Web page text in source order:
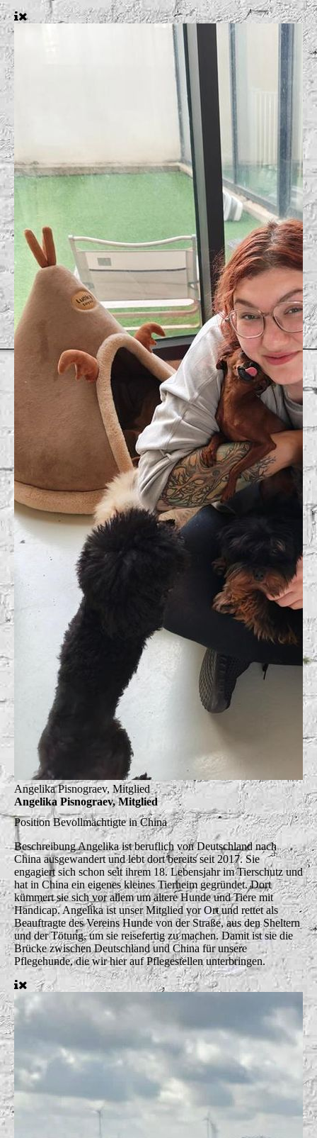
Angelika Pisnograev, Mitglied
Angelika Pisnograev, Mitglied
PositionBevollmächtigte in China
BeschreibungAngelika ist beruflich von Deutschland nach
China ausgewandert und lebt dort bereits seit 2017. Sie
engagiert sich schon seit ihrem 18. Lebensjahr im Tierschutz und
hat in China ein eigenes kleines Tierheim gegründet. Dort
kümmert sie sich vor allem um ältere Hunde und Tiere mit
Handicap. Angelika ist unser Mitglied vor Ort und rettet als
Beauftragte des Vereins Hunde von der Straße, aus den Sheltern
und der Tötung, um sie reisefertig zu machen. Damit ist sie die
Brücke zwischen Deutschland und China für unsere
Pflegehunde, die wir hier auf Pflegestellen unterbringen.